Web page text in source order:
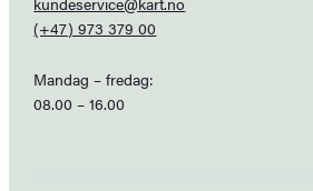
(+47) 973 379 00
Mandag – fredag:
08.00 – 16.00